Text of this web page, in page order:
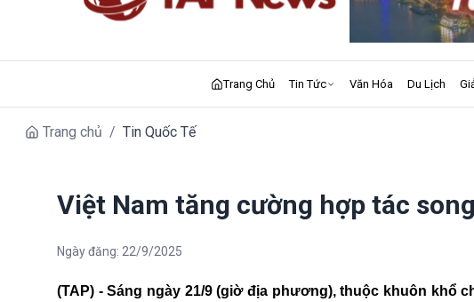
Trang Chủ Tin Tức Văn Hóa Du Lịch
Trang chủ / Tin Quốc Tế
Việt Nam tăng cường hợp tác
Ngày đăng: 22/9/2025
(TAP) - Sáng ngày 21/9 (giờ địa phương), thuộc khuôn khổ